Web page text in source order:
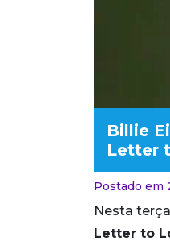
Billie
Letter
Postado em
Nesta
Letter to